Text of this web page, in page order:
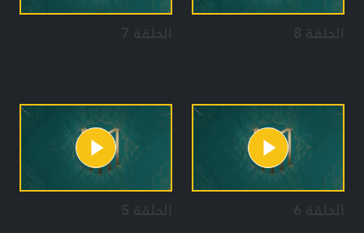
الحلقة 8 الحلقة 7
الحلقة 6 الحلقة 5